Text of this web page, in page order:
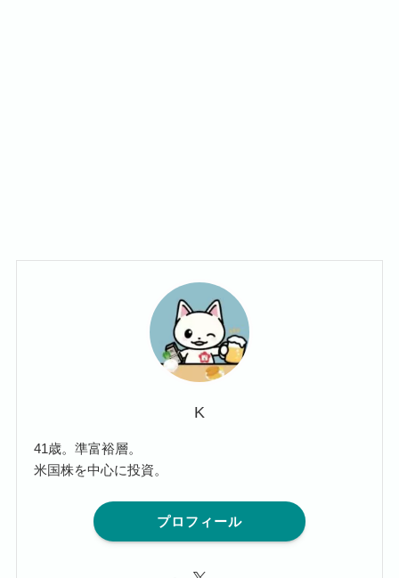
K
41歳。準富裕層。
米国株を中心に投資。
プロフィール